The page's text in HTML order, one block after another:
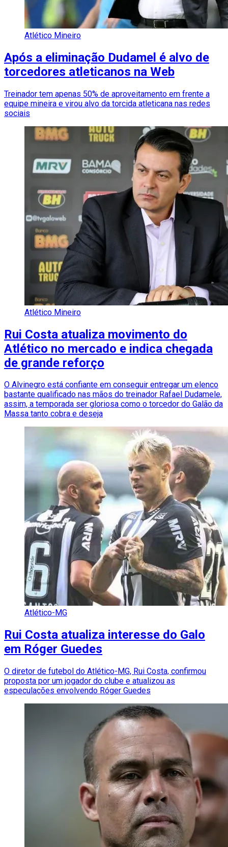
Atlético Mineiro
Após a eliminação Dudamel é alvo de
torcedores atleticanos na Web
Treinador tem apenas 50% de aproveitamento em frente a
equipe mineira e virou alvo da torcida atleticana nas redes
sociais
Atlético Mineiro
Rui Costa atualiza movimento do
Atlético no mercado e indica chegada
de grande reforço
O Alvinegro está confiante em conseguir entregar um elenco
bastante qualificado nas mãos do treinador Rafael Dudamele,
assim, a temporada ser gloriosa como o torcedor do Galão da
Massa tanto cobra e deseja
Atlético-MG
Rui Costa atualiza interesse do Galo
em Róger Guedes
O diretor de futebol do Atlético-MG, Rui Costa, confirmou
proposta por um jogador do clube e atualizou as
especulações envolvendo Róger Guedes